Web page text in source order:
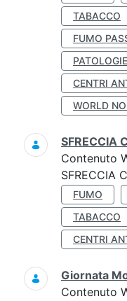
TABACCO
FUMO
CENTRI
WORLD
SFRECCIA
Contenuto
SFRECCIA
FUMO
TABACCO
CENTRI
Giornata
Contenuto